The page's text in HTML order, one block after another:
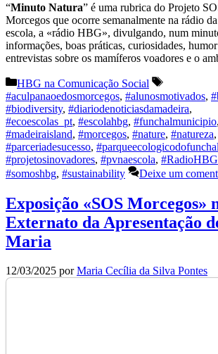
“Minuto Natura” é uma rubrica do Projeto
Morcegos que ocorre semanalmente na rádio da
escola, a «rádio HBG», divulgando, num
informações, boas práticas, curiosidades,
entrevistas sobre os mamíferos voadores e o
Categorias
HBG na Comunicação Social
Etiquetas
#aculpanaoedosmorcegos, #alunosmotivados,
#biodiversity, #diariodenoticiasdamadeira,
#ecoescolas_pt, #escolahbg, #funchalmunicipio,
#madeiraisland, #morcegos, #nature, #natureza,
#parceriadesucesso, #parqueecologicodofunchal
#projetosinovadores, #pvnaescola, #RadioHBG
#somoshbg, #sustainability Deixe um
Exposição «SOS Morcegos»
Externato da Apresentação
Maria
12/03/2025 porMaria Cecília da Silva Pontes